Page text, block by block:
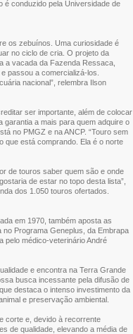
é conduzido pela Universidade de
os zebuínos. Uma curiosidade é
no ciclo de cria. O projeto da
a vacada da Fazenda Ressaca,
passou a comercializá-los.
nacional”, relembra Ilson
ser importante, além de colocar
garantia a mais para quem adquire o
no PMGZ e na ANCP. “Touro sem
que está comprando. Ela é o norte
de touros saber quem são e onde
de estar no topo desta lista”,
dos 1.050 touros ofertados.
em 1970, também aposta as
Programa Geneplus, da Embrapa
pelo médico-veterinário André
e encontra na Terra Grande
busca incessante pela difusão de
destaca o intenso investimento da
e preservação ambiental.
corte e, devido à recorrente
de qualidade, elevando a média de